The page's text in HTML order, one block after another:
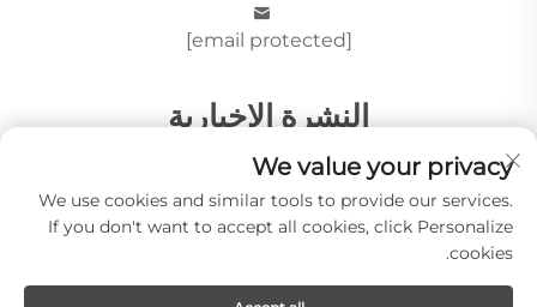
[email protected]
النشرة الإخبارية
أرسِل
We value your privacy
We use cookies and similar tools to provide our services.
If you don't want to accept all cookies, click Personalize
cookies.